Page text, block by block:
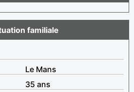
familiale
Le Mans
35 ans